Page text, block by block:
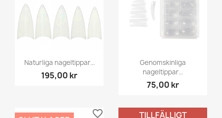
Naturliga nageltippar...
195,00 kr
Genomskinliga
nageltippar...
75,00 kr
favorite_border TILLFÄLLIGT